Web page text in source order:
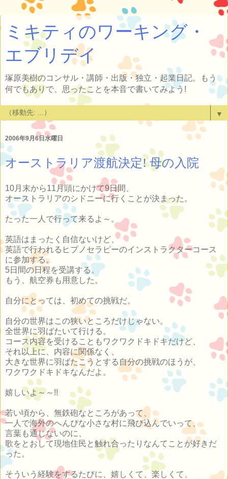
ミキティのワーキング・
エブリデイ
塚原美樹のコンサル・講師・出版・独立・起業日記。もう
何でもありで、思ったことを本音で書いてみよう!
▼
2006年9月6日水曜日
オーストラリア渡航決定! 母の入院
10月末から11月頭にかけて9日間、
オーストラリアのシドニーに行くことが決まった。
たった一人で行って来るよ～。
英語はまったく自信ないけど、
英語で行われるヒプノセラピーのインストラクターコース
に参加する。
5日間の日程を受講する。
もう、航空券も用意した。
自分にとっては、初めての挑戦だ。
自分の世界はこの狭いところだけじゃない。
全世界に羽ばたいて行ける。
コース内容を受けることもワクワクドキドキだけど、
それ以上に、内容に関係なく、
大きな世界に羽ばたこうとする自分の挑戦のほうが、
ワクワクドキドキなんだよ。
嬉しいよ～～!!
若い頃から、無鉄砲なところがあって、
一人で海外のへんぴな小さな村に飛び込んでいって、
言葉も通じないのに、
歌をとおして現地住民と触れ合ったりなんてことが好きだ
った。
そういう経験をするたびに、嬉しくて、楽しくて、